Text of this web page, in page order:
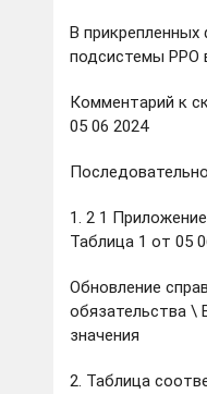
В
подсистемы
Комментарий к
05 06 2024
1. 2 1
Таблица 1 от 05
Обновление
обязательства \
значения
2. Таблица